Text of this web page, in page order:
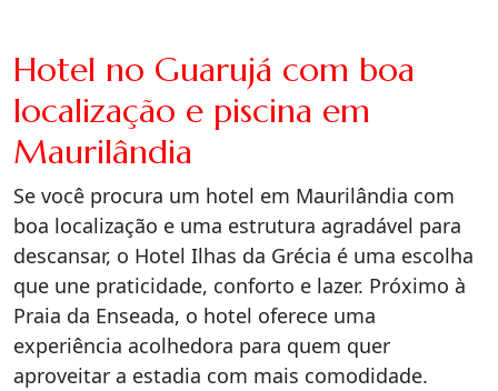
Hotel no Guarujá com boa
localização e piscina em
Maurilândia
Se você procura um hotel em Maurilândia com
boa localização e uma estrutura agradável para
descansar, o Hotel Ilhas da Grécia é uma escolha
que une praticidade, conforto e lazer. Próximo à
Praia da Enseada, o hotel oferece uma
experiência acolhedora para quem quer
aproveitar a estadia com mais comodidade.